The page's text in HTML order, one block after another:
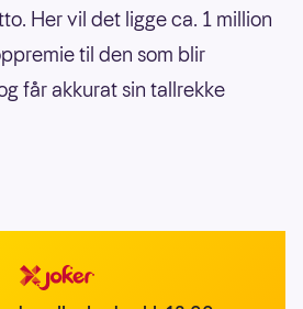
Her vil det ligge ca. 1 million
til den som blir
får akkurat sin tallrekke